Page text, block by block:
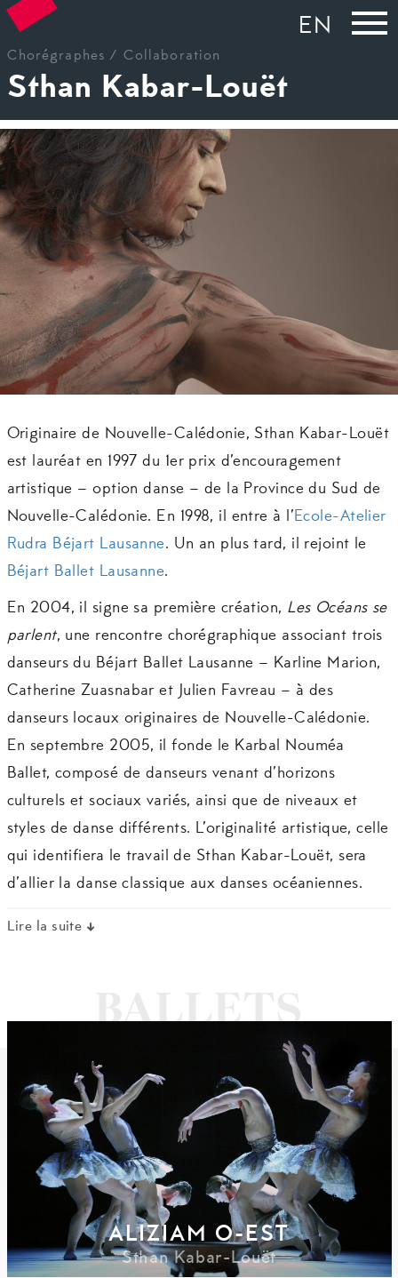
EN
Chorégraphes / Collaboration
Sthan Kabar-Louët
Originaire de Nouvelle-Calédonie, Sthan Kabar-Louët
est lauréat en 1997 du 1er prix d’encouragement
artistique – option danse – de la Province du Sud de
Nouvelle-Calédonie. En 1998, il entre à l’Ecole-Atelier
Rudra Béjart Lausanne. Un an plus tard, il rejoint le
Béjart Ballet Lausanne.
En 2004, il signe sa première création, Les Océans se
parlent, une rencontre chorégraphique associant trois
danseurs du Béjart Ballet Lausanne – Karline Marion,
Catherine Zuasnabar et Julien Favreau – à des
danseurs locaux originaires de Nouvelle-Calédonie.
En septembre 2005, il fonde le Karbal Nouméa
Ballet, composé de danseurs venant d’horizons
culturels et sociaux variés, ainsi que de niveaux et
styles de danse différents. L’originalité artistique, celle
qui identifiera le travail de Sthan Kabar-Louët, sera
d’allier la danse classique aux danses océaniennes.
Lire la suite
ALIZIAM O-EST
Sthan Kabar-Louët